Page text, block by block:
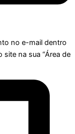
no e-mail dentro
na sua “Área de